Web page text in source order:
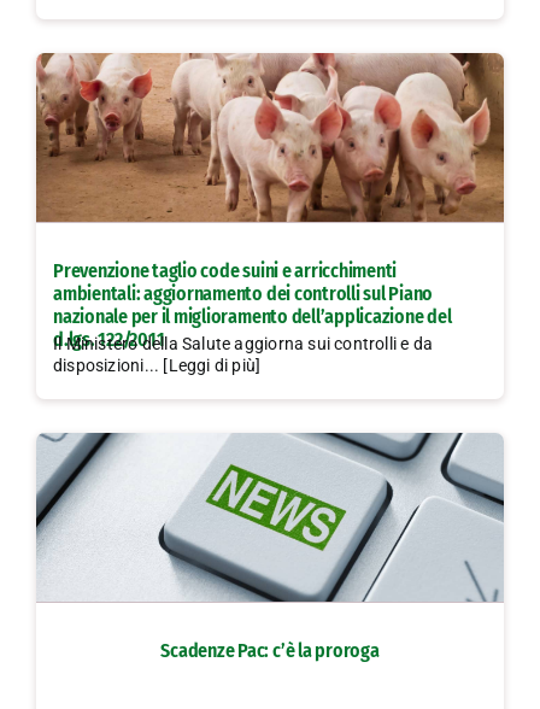
Prevenzione taglio code suini e arricchimenti
ambientali: aggiornamento dei controlli sul Piano
nazionale per il miglioramento dell’applicazione del
d.lgs. 122/2011
Il Ministero della Salute aggiorna sui controlli e da
disposizioni... [Leggi di più]
Scadenze Pac: c’è la proroga